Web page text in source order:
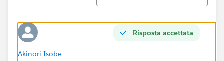
Risposta accettata
Akinori Isobe